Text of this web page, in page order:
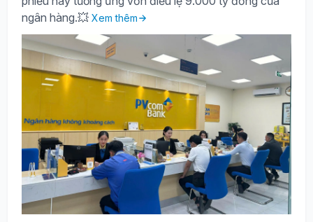
ngân hàng.💥 Xem thêm